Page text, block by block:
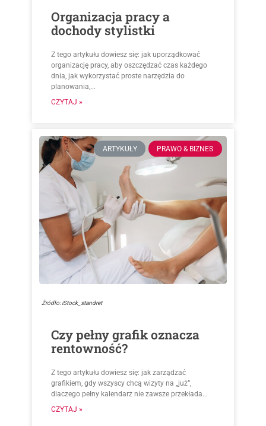
Organizacja pracy a
dochody stylistki
Z tego artykułu dowiesz się: jak uporządkować
organizację pracy, aby oszczędzać czas każdego
dnia, jak wykorzystać proste narzędzia do
planowania,...
CZYTAJ »
ARTYKUŁY PRAWO & BIZNES
Źródło: iStock_standret
Czy pełny grafik oznacza
rentowność?
Z tego artykułu dowiesz się: jak zarządzać
grafikiem, gdy wszyscy chcą wizyty na „już”,
dlaczego pełny kalendarz nie zawsze przekłada...
CZYTAJ »